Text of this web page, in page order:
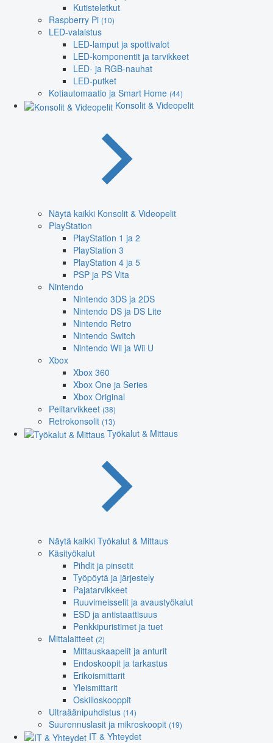
Kutisteletkut
Raspberry Pi (10)
LED-valaistus
LED-lamput ja spottivalot
LED-komponentit ja tarvikkeet
LED- ja RGB-nauhat
LED-putket
Kotiautomaatio ja Smart Home (44)
Konsolit & Videopelit
Näytä kaikki Konsolit & Videopelit
PlayStation
PlayStation 1 ja 2
PlayStation 3
PlayStation 4 ja 5
PSP ja PS Vita
Nintendo
Nintendo 3DS ja 2DS
Nintendo DS ja DS Lite
Nintendo Retro
Nintendo Switch
Nintendo Wii ja Wii U
Xbox
Xbox 360
Xbox One ja Series
Xbox Original
Pelitarvikkeet (38)
Retrokonsolit (13)
Työkalut & Mittaus
Näytä kaikki Työkalut & Mittaus
Käsityökalut
Pihdit ja pinsetit
Työpöytä ja järjestely
Pajatarvikkeet
Ruuvimeisselit ja avaustyökalut
ESD ja antistaattisuus
Penkkipuristimet ja tuet
Mittalaitteet (2)
Mittauskaapelit ja anturit
Endoskoopit ja tarkastus
Erikoismittarit
Yleismittarit
Oskilloskooppit
Ultraäänipuhdistus (14)
Suurennuslasit ja mikroskoopit (19)
IT & Yhteydet